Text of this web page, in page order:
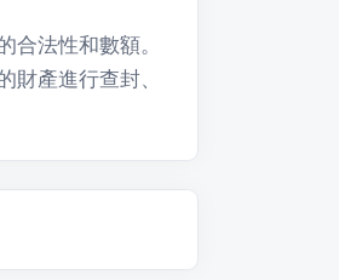
法性和數額。
產進行查封、